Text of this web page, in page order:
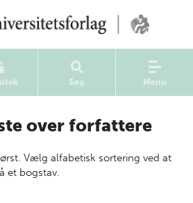
Søg Menu
over forfattere
Vælg alfabetisk sortering ved at
et bogstav.